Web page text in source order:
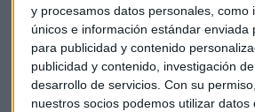
y procesamos datos personales, como
únicos e información estándar enviada
para publicidad y contenido
publicidad y contenido, investigación
desarrollo de servicios. Con su
nuestros socios podemos utilizar datos